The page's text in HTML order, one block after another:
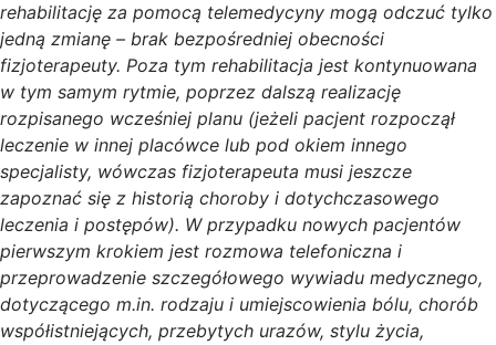
rehabilitację za pomocą telemedycyny mogą odczuć tylko
jedną zmianę – brak bezpośredniej obecności
fizjoterapeuty. Poza tym rehabilitacja jest kontynuowana
w tym samym rytmie, poprzez dalszą realizację
rozpisanego wcześniej planu (jeżeli pacjent rozpoczął
leczenie w innej placówce lub pod okiem innego
specjalisty, wówczas fizjoterapeuta musi jeszcze
zapoznać się z historią choroby i dotychczasowego
leczenia i postępów). W przypadku nowych pacjentów
pierwszym krokiem jest rozmowa telefoniczna i
przeprowadzenie szczegółowego wywiadu medycznego,
dotyczącego m.in. rodzaju i umiejscowienia bólu, chorób
współistniejących, przebytych urazów, stylu życia,